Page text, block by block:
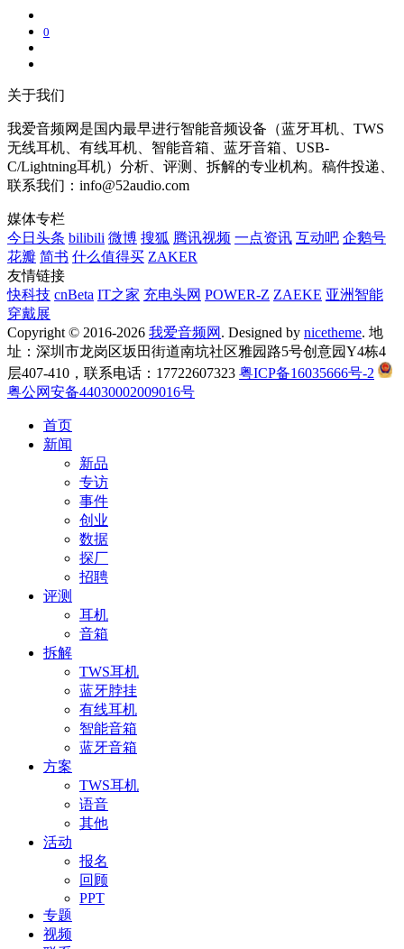
0
关于我们
我爱音频网是国内最早进行智能音频设备（蓝牙耳机、TWS
无线耳机、有线耳机、智能音箱、蓝牙音箱、USB-
C/Lightning耳机）分析、评测、拆解的专业机构。稿件投递、
联系我们：info@52audio.com
媒体专栏
今日头条 bilibili 微博 搜狐 腾讯视频 一点资讯 互动吧 企鹅号
花瓣 简书 什么值得买 ZAKER
友情链接
快科技 cnBeta IT之家 充电头网 POWER-Z ZAEKE 亚洲智能
穿戴展
Copyright © 2016-2026 我爱音频网 . Designed by nicetheme. 地
址：深圳市龙岗区坂田街道南坑社区雅园路5号创意园Y4栋4
层407-410，联系电话：17722607323 粤ICP备16035666号-2
粤公网安备44030002009016号
首页
新闻
新品
专访
事件
创业
数据
探厂
招聘
评测
耳机
音箱
拆解
TWS耳机
蓝牙脖挂
有线耳机
智能音箱
蓝牙音箱
方案
TWS耳机
语音
其他
活动
报名
回顾
PPT
专题
视频